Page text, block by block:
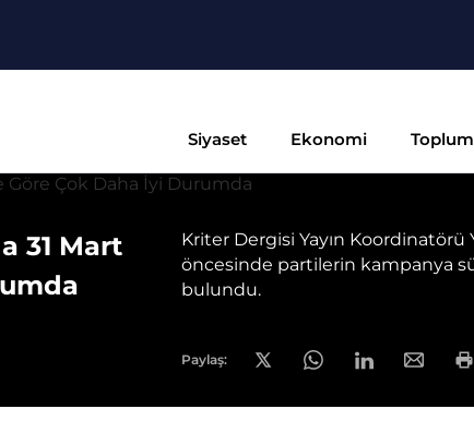
Siyaset Ekonomi
31 Mart
Kriter Dergisi Yayın
öncesinde partilerin kampanya
bulundu.
Paylaş: